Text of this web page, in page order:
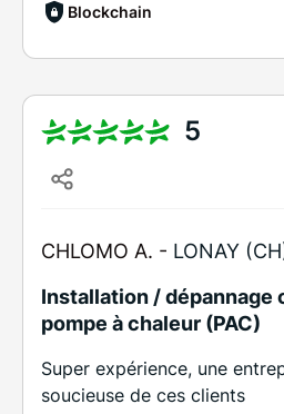
Blockchain
5
CHLOMO A. - LONAY
Installation / dépannage
pompe à chaleur (PAC)
Super expérience, une
soucieuse de ces clients